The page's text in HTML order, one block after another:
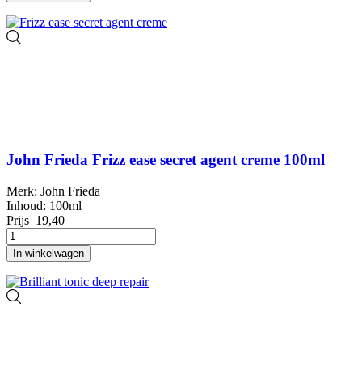
John Frieda Frizz ease secret agent creme 100ml
Merk: John Frieda
Inhoud: 100ml
Prijs 19,40
In winkelwagen